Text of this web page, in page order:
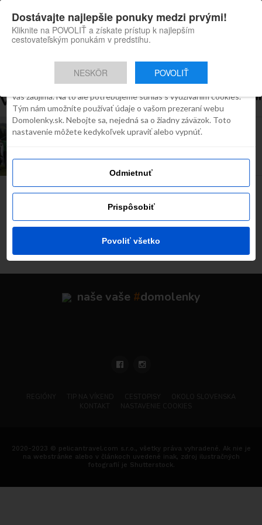
Domolenky appka
Skvelé tipy na cestovanie po
Slovensku
Inštaluj
Všetky príspevky týkajúce sa "lanovka"
INŠPIRÁCIE
Najčítanejšie dnes
naše vaše #domolenky
2020-2023 © pelicantravel.com s.r.o., všetky práva vyhradené. Ak nie je
na webstránke alebo v článkoch uvedené inak, zdroj ilustračných
fotografií je Shutterstock.
Súhlas Detaily O cookies
Robíme všetko preto, aby sme vám zobrazovali iba obsah, ktorý
vás zaujíma. Na to ale potrebujeme súhlas s využívaním cookies.
Tým nám umožníte používať údaje o vašom prezeraní webu
Domolenky.sk. Nebojte sa, nejedná sa o žiadny záväzok. Toto
nastavenie môžete kedykoľvek upraviť alebo vypnúť.
Odmietnuť
Prispôsobiť
Povoliť všetko
Dostávajte najlepšie ponuky medzi prvými!
Kliknite na POVOLIŤ a získate prístup k najlepším
cestovateľským ponukám v predstihu.
NESKÔR POVOLIŤ